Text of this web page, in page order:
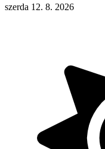
szerda 12. 8. 2026